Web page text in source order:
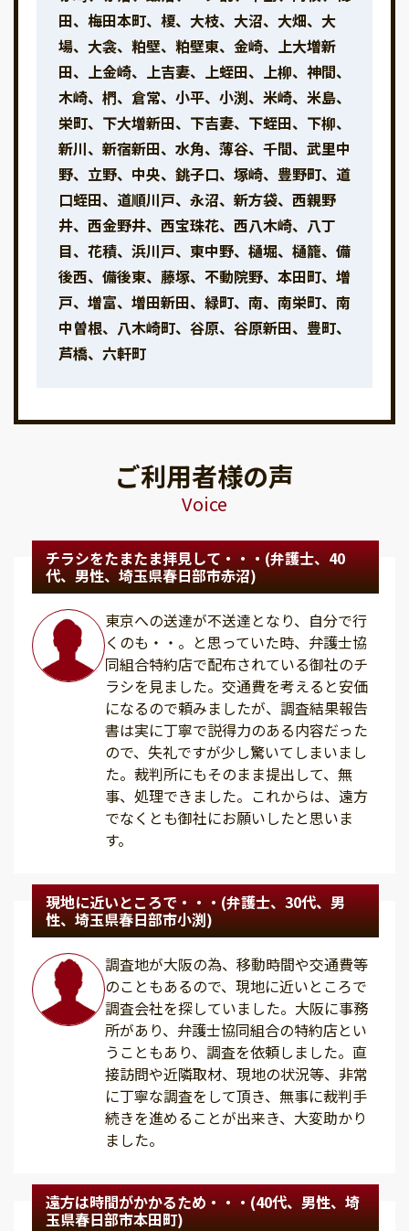
田、梅田本町、榎、大枝、大沼、大畑、大
場、大衾、粕壁、粕壁東、金崎、上大増新
田、上金崎、上吉妻、上蛭田、上柳、神間、
木崎、椚、倉常、小平、小渕、米崎、米島、
栄町、下大増新田、下吉妻、下蛭田、下柳、
新川、新宿新田、水角、薄谷、千間、武里中
野、立野、中央、銚子口、塚崎、豊野町、道
口蛭田、道順川戸、永沼、新方袋、西親野
井、西金野井、西宝珠花、西八木崎、八丁
目、花積、浜川戸、東中野、樋堀、樋籠、備
後西、備後東、藤塚、不動院野、本田町、増
戸、増富、増田新田、緑町、南、南栄町、南
中曽根、八木崎町、谷原、谷原新田、豊町、
芦橋、六軒町
ご利用者様の声
Voice
チラシをたまたま拝見して・・・(弁護士、40
代、男性、埼玉県春日部市赤沼)
東京への送達が不送達となり、自分で行
くのも・・。と思っていた時、弁護士協
同組合特約店で配布されている御社のチ
ラシを見ました。交通費を考えると安価
になるので頼みましたが、調査結果報告
書は実に丁寧で説得力のある内容だった
ので、失礼ですが少し驚いてしまいまし
た。裁判所にもそのまま提出して、無
事、処理できました。これからは、遠方
でなくとも御社にお願いしたと思いま
す。
現地に近いところで・・・(弁護士、30代、男
性、埼玉県春日部市小渕)
調査地が大阪の為、移動時間や交通費等
のこともあるので、現地に近いところで
調査会社を探していました。大阪に事務
所があり、弁護士協同組合の特約店とい
うこともあり、調査を依頼しました。直
接訪問や近隣取材、現地の状況等、非常
に丁寧な調査をして頂き、無事に裁判手
続きを進めることが出来き、大変助かり
ました。
遠方は時間がかかるため・・・(40代、男性、埼
玉県春日部市本田町)